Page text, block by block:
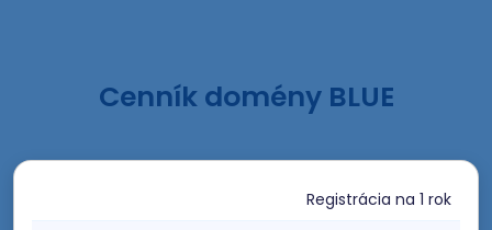
Cenník domény BLUE
Registrácia na 1 rok